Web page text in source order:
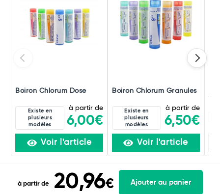
Boiron Chlorum Dose
Existe en
plusieurs
modèles
à partir de
6,00€
Voir l'article
Boiron Chlorum Granules
Existe en
plusieurs
modèles
à partir de
6,50€
Voir l'article
à partir de 20,96€ Ajouter au panier